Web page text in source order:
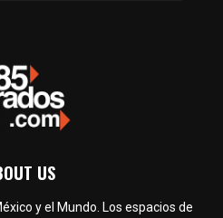
US
y el Mundo. Los espacios de